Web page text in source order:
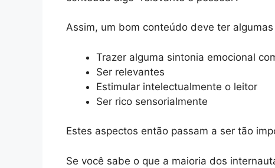
Assim, um bom conteúdo deve ter
Trazer alguma sintonia emocional
Ser relevantes
Estimular intelectualmente o leitor
Ser rico sensorialmente
Estes aspectos então passam a ser tão
Se você sabe o que a maioria dos